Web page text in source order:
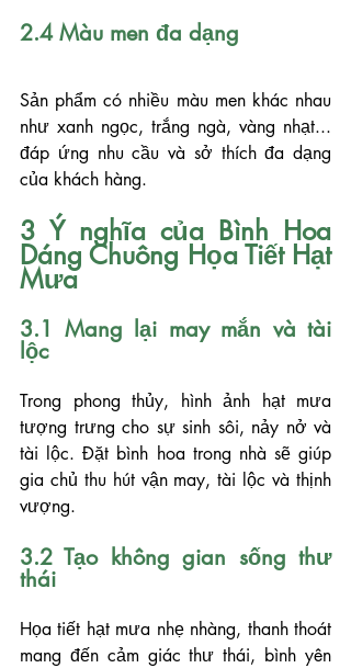
2.4 Màu men đa dạng
Sản phẩm có nhiều màu men khác nhau
như xanh ngọc, trắng ngà, vàng nhạt...
đáp ứng nhu cầu và sở thích đa dạng
của khách hàng.
3 Ý nghĩa của Bình Hoa
Dáng Chuông Họa Tiết Hạt
Mưa
3.1 Mang lại may mắn và tài
lộc
Trong phong thủy, hình ảnh hạt mưa
tượng trưng cho sự sinh sôi, nảy nở và
tài lộc. Đặt bình hoa trong nhà sẽ giúp
gia chủ thu hút vận may, tài lộc và thịnh
vượng.
3.2 Tạo không gian sống thư
thái
Họa tiết hạt mưa nhẹ nhàng, thanh thoát
mang đến cảm giác thư thái, bình yên